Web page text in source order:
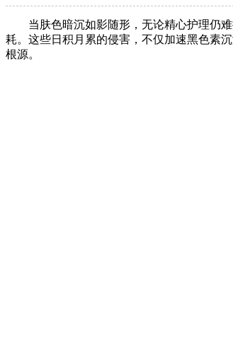
当肤色暗沉如影随形，无论精心护理仍
耗。这些日积月累的侵害，不仅加速黑色素
根源。